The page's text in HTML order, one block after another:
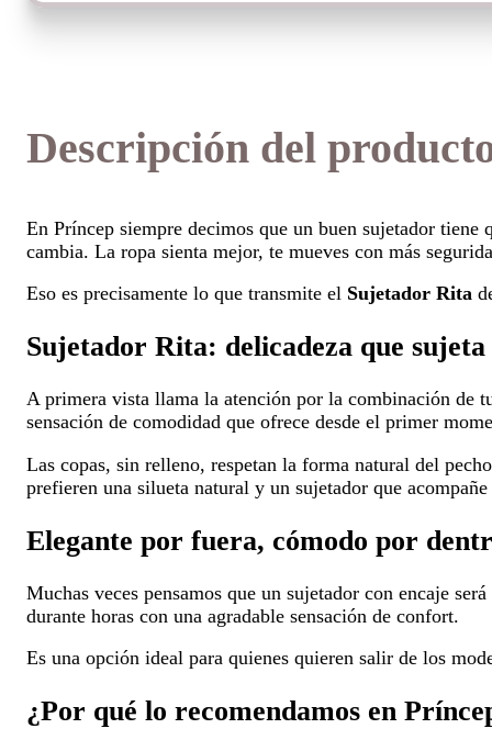
pueden
elegir
de
producto
Descripción del
En Príncep siempre decimos que un buen sujetador
cambia. La ropa sienta mejor, te mueves con más
Eso es precisamente lo que transmite el Sujetador Rita
Sujetador Rita: delicadeza que
A primera vista llama la atención por la combinación de
sensación de comodidad que ofrece desde el primer
Las copas, sin relleno, respetan la forma natural del
prefieren una silueta natural y un sujetador que
Elegante por fuera, cómodo por
Muchas veces pensamos que un sujetador con encaje
durante horas con una agradable sensación de confort.
Es una opción ideal para quienes quieren salir de los
¿Por qué lo recomendamos en